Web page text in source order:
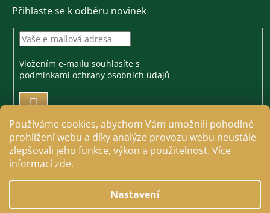
Používáme cookies, abychom Vám umožnili pohodlné
prohlížení webu a díky analýze provozu webu neustále
zlepšovali jeho funkce, výkon a použitelnost. Více
informacízde.
Nastavení
Přihlaste se k odběru novinek
Vložením e-mailu souhlasíte s
podmínkami ochrany osobních údajů
PŘIHLÁSIT